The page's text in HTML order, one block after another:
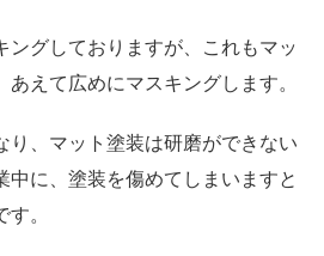
ングしておりますが、これもマッ
あえて広めにマスキングします。
り、マット塗装は研磨ができない
中に、塗装を傷めてしまいますと
。